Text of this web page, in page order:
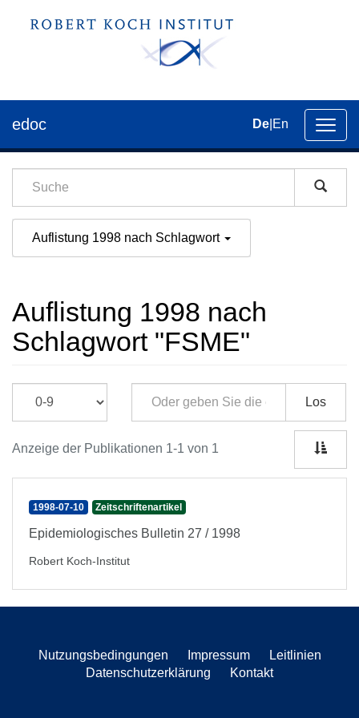
der
edoc De En
Auflistung 1998 nach Schlagwort
Auflistung 1998 nach
Schlagwort "FSME"
Los
Anzeige der Publikationen 1-1 von 1
1998-07-10 Zeitschriftenartikel
Epidemiologisches Bulletin 27 / 1998
Robert Koch-Institut
Nutzungsbedingungen Impressum
Leitlinien
Datenschutzerklärung
Kontakt